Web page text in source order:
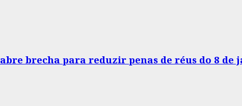
brecha para reduzir penas de réus do 8 de